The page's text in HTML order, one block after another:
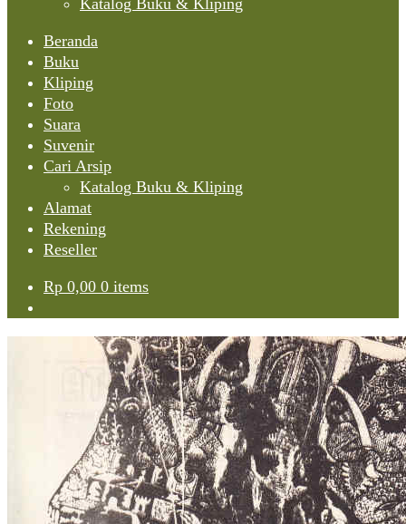
Katalog Buku & Kliping
Beranda
Buku
Kliping
Foto
Suara
Suvenir
Cari Arsip
Katalog Buku & Kliping
Alamat
Rekening
Reseller
Rp 0,00 0 items